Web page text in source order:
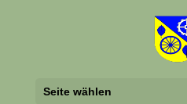
Seite wählen